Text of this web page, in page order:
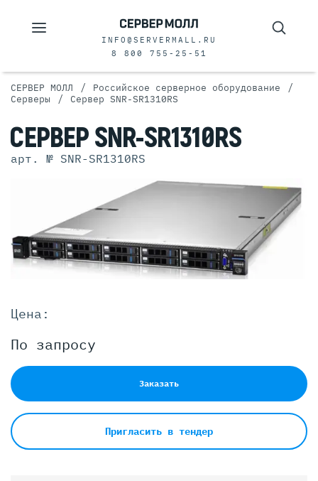
INFO@SERVERMALL.RU
8 800 755-25-51
СЕРВЕР МОЛЛ / Российское серверное оборудование /
Серверы / Сервер SNR-SR1310RS
СЕРВЕР SNR-SR1310RS
арт. № SNR-SR1310RS
Цена:
По запросу
Заказать
Пригласить в тендер